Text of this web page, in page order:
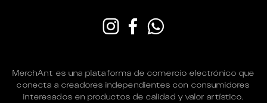
MerchAnt es una plataforma de comercio electrónico que
conecta a creadores independientes con consumidores
interesados en productos de calidad y valor artístico.